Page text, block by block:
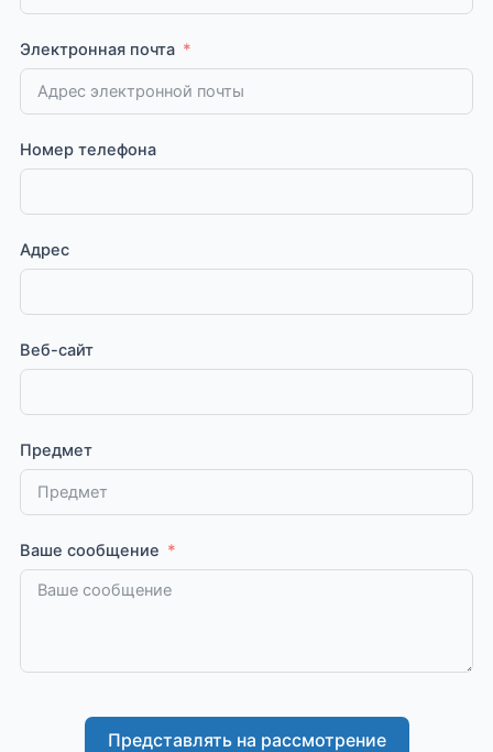
Электронная почта
Номер телефона
Адрес
Веб-сайт
Предмет
Ваше сообщение
Представлять на рассмотрение